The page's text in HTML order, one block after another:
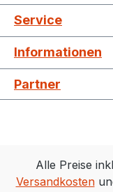
Service
Informationen
Partner
Alle Preise
Versandkosten